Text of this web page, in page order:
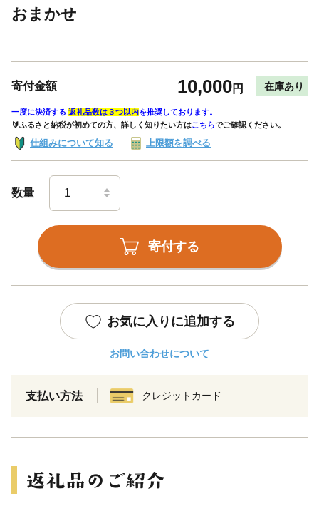
おまかせ
寄付金額 10,000円 在庫あり
一度に決済する 返礼品数は３つ以内を推奨しております。
🔰ふるさと納税が初めての方、詳しく知りたい方はこちらでご確認ください。
仕組みについて知る 上限額を調べる
数量
寄付する
お気に入りに追加する
お問い合わせについて
支払い方法 クレジットカード